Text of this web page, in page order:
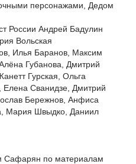
персонажами, Дедом
России Андрей Бадулин
Вольская
Илья Баранов, Максим
Губанова, Дмитрий
Гурская, Ольга
Сванидзе, Дмитрий
Бережнов, Анфиса
Мария Швыдко, Даниил
Сафарян по материалам